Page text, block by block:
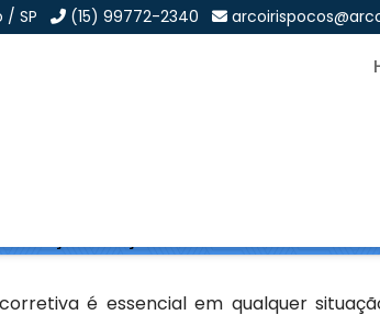
/ SP (15) 99772-2340
de Poços
é essencial em qualquer